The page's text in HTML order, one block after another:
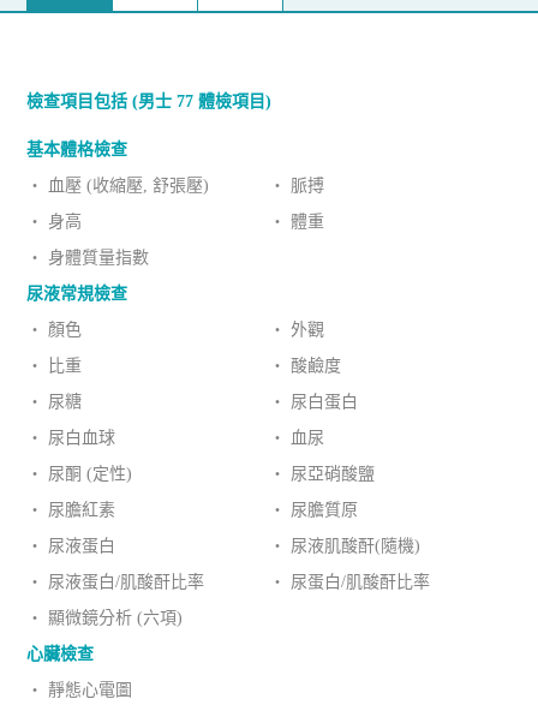
檢查項目包括 (男士 77 體檢項目)
基本體格檢查
‧ 血壓 (收縮壓, 舒張壓)
‧ 脈搏
‧ 身高
‧ 體重
‧ 身體質量指數
尿液常規檢查
‧ 顏色
‧ 外觀
‧ 比重
‧ 酸鹼度
‧ 尿糖
‧ 尿白蛋白
‧ 尿白血球
‧ 血尿
‧ 尿酮 (定性)
‧ 尿亞硝酸鹽
‧ 尿膽紅素
‧ 尿膽質原
‧ 尿液蛋白
‧ 尿液肌酸酐(隨機)
‧ 尿液蛋白/肌酸酐比率
‧ 尿蛋白/肌酸酐比率
‧ 顯微鏡分析 (六項)
心臟檢查
‧ 靜態心電圖